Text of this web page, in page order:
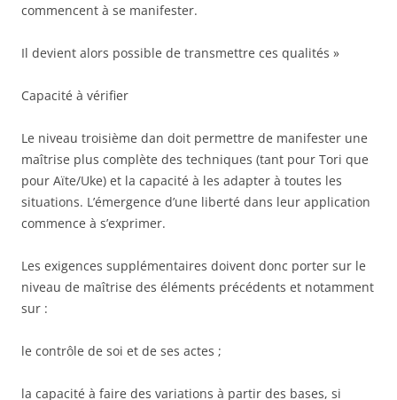
commencent à se manifester.
Il devient alors possible de transmettre ces qualités »
Capacité à vérifier
Le niveau troisième dan doit permettre de manifester une
maîtrise plus complète des techniques (tant pour Tori que
pour Aïte/Uke) et la capacité à les adapter à toutes les
situations. L’émergence d’une liberté dans leur application
commence à s’exprimer.
Les exigences supplémentaires doivent donc porter sur le
niveau de maîtrise des éléments précédents et notamment
sur :
le contrôle de soi et de ses actes ;
la capacité à faire des variations à partir des bases, si